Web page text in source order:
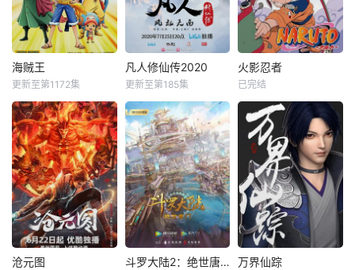
海贼王
更新至第1172集
凡人修仙传2020
更新至第185集
火影忍者
已完结
沧元图 斗罗大陆2：绝世唐门 万界仙踪